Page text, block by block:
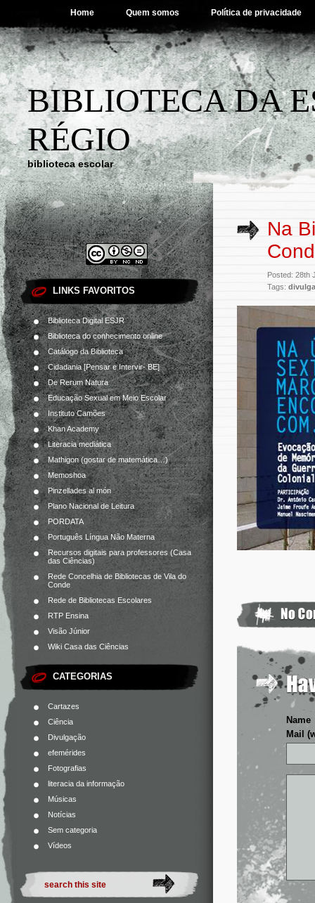
Home Quem somos Política de privacidade
BIBLIOTECA DA
RÉGIO
biblioteca escolar
LINKS FAVORITOS
Biblioteca Digital ESJR
Biblioteca do conhecimento online
Catálogo da Biblioteca
Cidadania [Pensar e Intervir- BE]
De Rerum Natura
Educação Sexual em Meio Escolar
Instituto Camões
Khan Academy
Literacia mediática
Mathigon (gostar de matemática…)
Memoshoa
Pinzellades al món
Plano Nacional de Leitura
PORDATA
Português Língua Não Materna
Recursos digitais para professores (Casa
das Ciências)
Rede Concelhia de Bibliotecas de Vila do
Conde
Rede de Bibliotecas Escolares
RTP Ensina
Visão Júnior
Wiki Casa das Ciências
CATEGORIAS
Cartazes
Ciência
Divulgação
efemérides
Fotografias
literacia da informação
Músicas
Notícias
Sem categoria
Vídeos
Na
Posted: 28th
Tags:
Name
Mail